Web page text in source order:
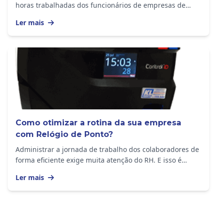
horas trabalhadas dos funcionários de empresas de
Ler mais
Como otimizar a rotina da sua empresa
com Relógio de Ponto?
Administrar a jornada de trabalho dos colaboradores de
forma eficiente exige muita atenção do RH. E isso é
Ler mais